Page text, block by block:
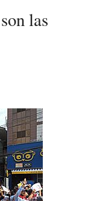
las